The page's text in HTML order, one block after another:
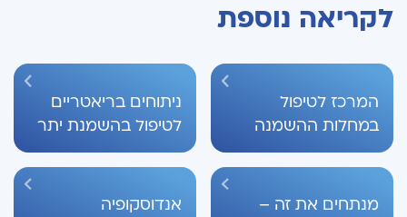
לקריאה נוספת
המרכז לטיפול
במחלות ההשמנה
ניתוחים בריאטריים
לטיפול בהשמנת יתר
מנתחים את זה –
אנדוסקופיה